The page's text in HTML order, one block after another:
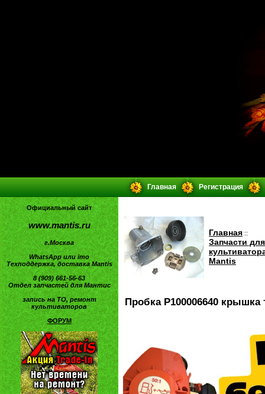
Главная Регистрация
Официальный сайт
www.mantis.ru
г.Москва
WhatsApp или imo
Техподдержка, доставка Mantis
8 (909) 661-56-63
Отдел запчастей для Мантис
запись на ТО, ремонт
культиваторов
ФОРУМ
Главная ::
Запчасти для
Mantis
Пробка P100006640 крышка